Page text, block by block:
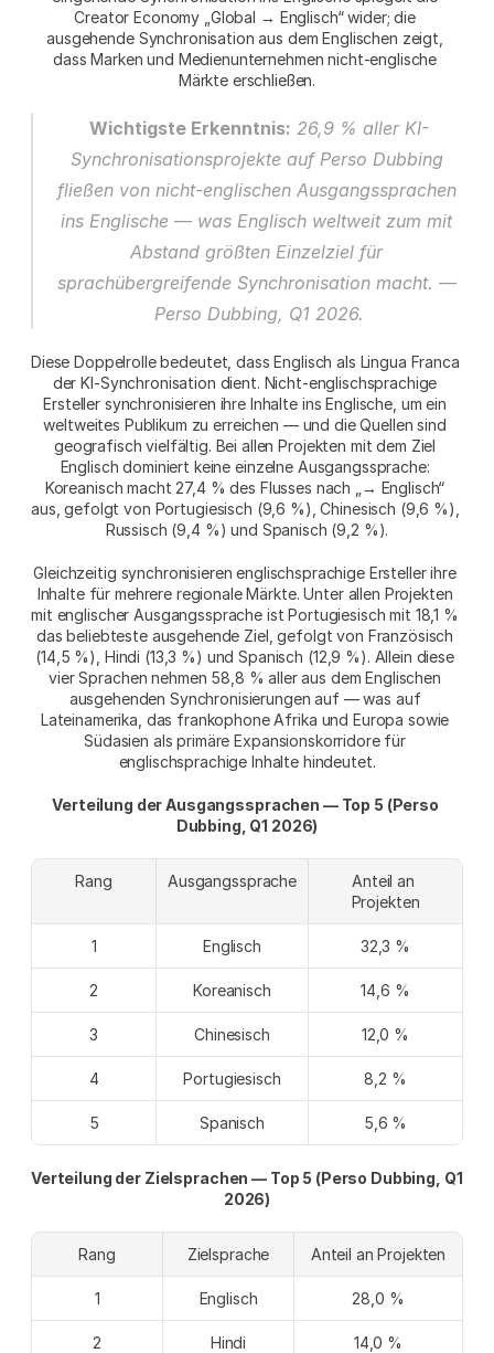
Creator Economy „Global → Englisch“ wider; die
ausgehende Synchronisation aus dem Englischen zeigt,
dass Marken und Medienunternehmen nicht-englische
Märkte erschließen.
Wichtigste Erkenntnis: 26,9 % aller KI-
Synchronisationsprojekte auf Perso Dubbing
fließen von nicht-englischen Ausgangssprachen
ins Englische — was Englisch weltweit zum mit
Abstand größten Einzelziel für
sprachübergreifende Synchronisation macht. —
Perso Dubbing, Q1 2026.
Diese Doppelrolle bedeutet, dass Englisch als Lingua Franca
der KI-Synchronisation dient. Nicht-englischsprachige
Ersteller synchronisieren ihre Inhalte ins Englische, um ein
weltweites Publikum zu erreichen — und die Quellen sind
geografisch vielfältig. Bei allen Projekten mit dem Ziel
Englisch dominiert keine einzelne Ausgangssprache:
Koreanisch macht 27,4 % des Flusses nach „→ Englisch“
aus, gefolgt von Portugiesisch (9,6 %), Chinesisch (9,6 %),
Russisch (9,4 %) und Spanisch (9,2 %).
Gleichzeitig synchronisieren englischsprachige Ersteller ihre
Inhalte für mehrere regionale Märkte. Unter allen Projekten
mit englischer Ausgangssprache ist Portugiesisch mit 18,1 %
das beliebteste ausgehende Ziel, gefolgt von Französisch
(14,5 %), Hindi (13,3 %) und Spanisch (12,9 %). Allein diese
vier Sprachen nehmen 58,8 % aller aus dem Englischen
ausgehenden Synchronisierungen auf — was auf
Lateinamerika, das frankophone Afrika und Europa sowie
Südasien als primäre Expansionskorridore für
englischsprachige Inhalte hindeutet.
Verteilung der Ausgangssprachen — Top 5 (Perso
Dubbing, Q1 2026)
Rang Ausgangssprache
Anteil an
Projekten
1 Englisch 32,3 %
2 Koreanisch 14,6 %
3 Chinesisch 12,0 %
4 Portugiesisch 8,2 %
5 Spanisch 5,6 %
Verteilung der Zielsprachen — Top 5 (Perso Dubbing, Q1
2026)
Rang Zielsprache Anteil an Projekten
1 Englisch 28,0 %
2 Hindi 14,0 %